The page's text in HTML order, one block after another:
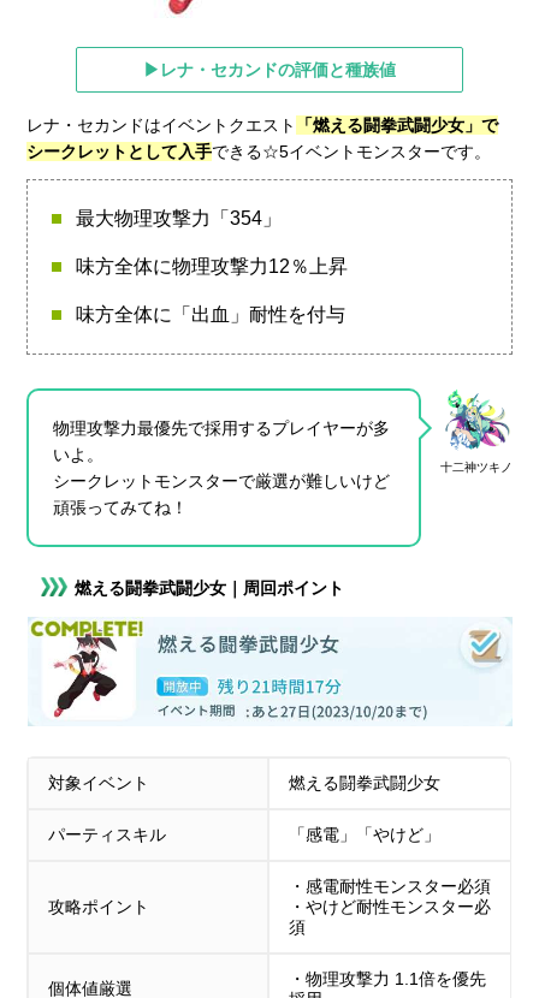
▶レナ・セカンドの評価と種族値
レナ・セカンドはイベントクエスト
「燃える闘拳武闘少女」で
シークレットとして入手できる☆5イベントモンスターです。
最大物理攻撃力「354」
味方全体に物理攻撃力12％上昇
味方全体に「出血」耐性を付与
十二神ツキノ
物理攻撃力最優先で採用するプレイヤーが多
いよ。
シークレットモンスターで厳選が難しいけど
頑張ってみてね！
燃える闘拳武闘少女｜周回ポイント
対象イベント 燃える闘拳武闘少女
パーティスキル 「感電」「やけど」
攻略ポイント
・感電耐性モンスター必須
・やけど耐性モンスター必
須
個体値厳選
・物理攻撃力 1.1倍を優先